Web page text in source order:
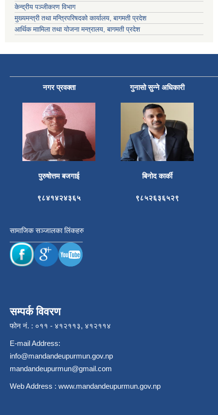
केन्द्रीय पञ्जीकरण विभाग
मुख्यमन्त्री तथा मन्त्रिपरिषदको कार्यालय, बागमती प्रदेश
आर्थिक माामिला तथा योजना मन्त्रालय, बागमती प्रदेश
नगर प्रवक्ता गुनासो सुन्ने अधिकारी
पुरुषोत्तम बजगाई बिनोद कार्की
९८४१४२४३६५ ९८५२६३६५२९
सामाजिक सञ्जालका लिंकहरु
सम्पर्क विवरण
फोन नं. : ०११ - ४१२११३, ४१२११४
E-mail Address:
info@mandandeupurmun.gov.np
mandandeupurmun@gmail.com
Web Address : www.mandandeupurmun.gov.np